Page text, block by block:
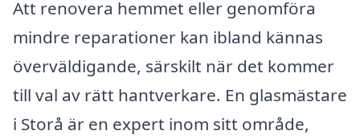
Att renovera hemmet eller genomföra
mindre reparationer kan ibland kännas
överväldigande, särskilt när det kommer
till val av rätt hantverkare. En glasmästare
i Storå är en expert inom sitt område,